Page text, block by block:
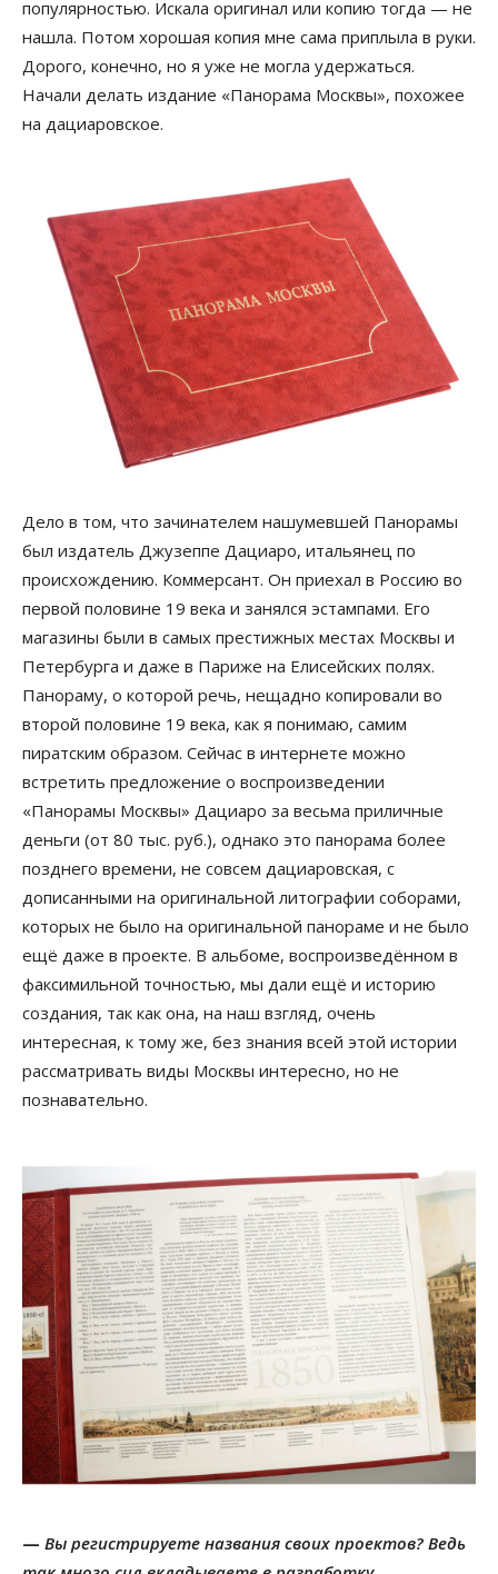
популярностью. Искала оригинал или копию тогда — не
нашла. Потом хорошая копия мне сама приплыла в руки.
Дорого, конечно, но я уже не могла удержаться.
Начали делать издание «Панорама Москвы», похожее
на дациаровское.
Дело в том, что зачинателем нашумевшей Панорамы
был издатель Джузеппе Дациаро, итальянец по
происхождению. Коммерсант. Он приехал в Россию во
первой половине 19 века и занялся эстампами. Его
магазины были в самых престижных местах Москвы и
Петербурга и даже в Париже на Елисейских полях.
Панораму, о которой речь, нещадно копировали во
второй половине 19 века, как я понимаю, самим
пиратским образом. Сейчас в интернете можно
встретить предложение о воспроизведении
«Панорамы Москвы» Дациаро за весьма приличные
деньги (от 80 тыс. руб.), однако это панорама более
позднего времени, не совсем дациаровская, с
дописанными на оригинальной литографии соборами,
которых не было на оригинальной панораме и не было
ещё даже в проекте. В альбоме, воспроизведённом в
факсимильной точностью, мы дали ещё и историю
создания, так как она, на наш взгляд, очень
интересная, к тому же, без знания всей этой истории
рассматривать виды Москвы интересно, но не
познавательно.
— Вы регистрируете названия своих проектов? Ведь